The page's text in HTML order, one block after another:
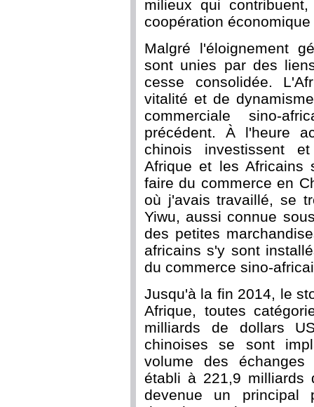
milieux qui
coopération
Malgré l'éloignement
sont unies par des
cesse consolidée.
vitalité et de
commerciale sino-
précédent. À l'heure
chinois investissent
Afrique et les Africains
faire du commerce en
où j'avais travaillé, se
Yiwu, aussi connue
des petites
africains s'y sont
du commerce sino-
Jusqu'à la fin 2014, le
Afrique, toutes
milliards de dollars
chinoises se sont
volume des échanges
établi à 221,9 milliards
devenue un principal